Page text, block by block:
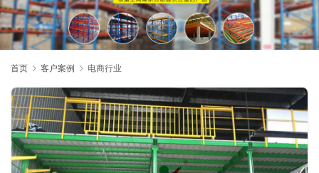
首页 客户案例 电商行业